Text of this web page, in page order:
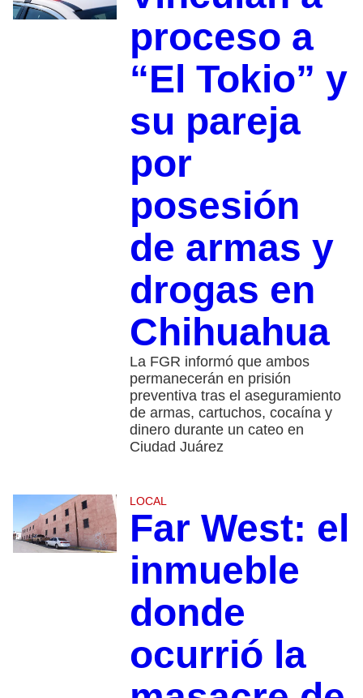
proceso a
“El Tokio” y
su pareja
por
posesión
de armas y
drogas en
Chihuahua
La FGR informó que ambos
permanecerán en prisión
preventiva tras el aseguramiento
de armas, cartuchos, cocaína y
dinero durante un cateo en
Ciudad Juárez
LOCAL
Far West: el
inmueble
donde
ocurrió la